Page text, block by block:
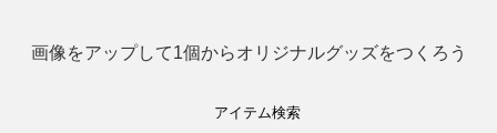
画像をアップして1個からオリジナルグッズをつくろう
アイテム検索